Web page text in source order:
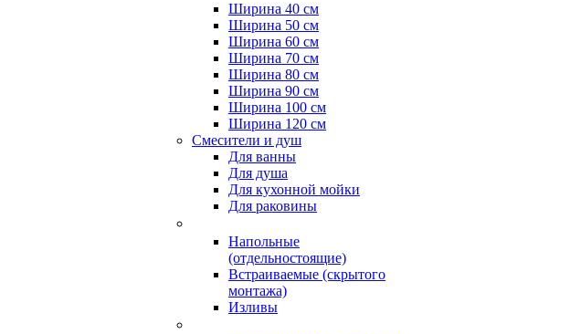
Ширина 40 см
Ширина 50 см
Ширина 60 см
Ширина 70 см
Ширина 80 см
Ширина 90 см
Ширина 100 см
Ширина 120 см
Смесители и душ
Для ванны
Для душа
Для кухонной мойки
Для раковины
Напольные
(отдельностоящие)
Встраиваемые (скрытого
монтажа)
Изливы